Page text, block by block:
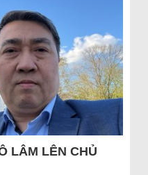
LÂM LÊN CHỦ